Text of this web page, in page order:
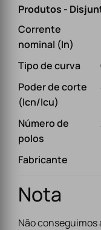
Produtos -
Corrente
nominal (In)
Tipo de curva
Poder de corte
(Icn/Icu)
Número de
polos
Fabricante
Nota
Não conseguimos